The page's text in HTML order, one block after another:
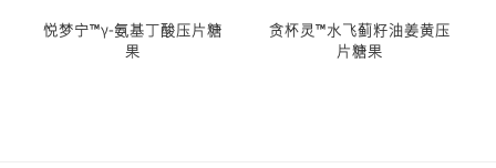
悦梦宁™γ-氨基丁酸压片糖
果
贪杯灵™水飞蓟籽油姜黄压
片糖果